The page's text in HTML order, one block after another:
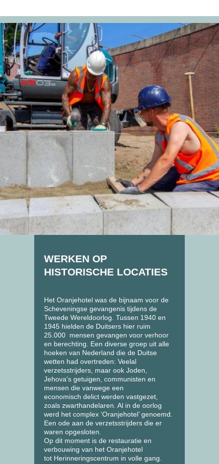
WERKEN OP
HISTORISCHE LOCATIES
Het Oranjehotel was de bijnaam voor de
Scheveningse gevangenis tijdens de
Tweede Wereldoorlog. Tussen 1940 en
1945 hielden de Duitsers hier ruim
25.000 mensen gevangen voor verhoor
en berechting. Een diverse groep uit alle
hoeken van Nederland die de Duitse
wetten had overtreden: Veelal
verzetsstrijders, maar ook Joden,
Jehova's getuigen, communisten en
mensen die vanwege een
economisch delict werden vastgezet,
zoals zwarthandelaren. Al in de oorlog
werd het complex ‘Oranjehotel’ genoemd.
Een ode aan de verzetsstrijders die er
waren opgesloten.
Op dit moment is de restauratie en
verbouwing van het Oranjehotel
tot Herinneringscentrum in volle gang.